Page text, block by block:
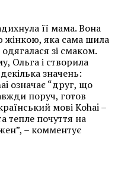
її мама. Вона
жінкою, яка сама шила
зі смаком.
Ольга і створила
значень:
означає “друг, що
поруч, готов
мові Kohai –
тепле почуття на
– комментує